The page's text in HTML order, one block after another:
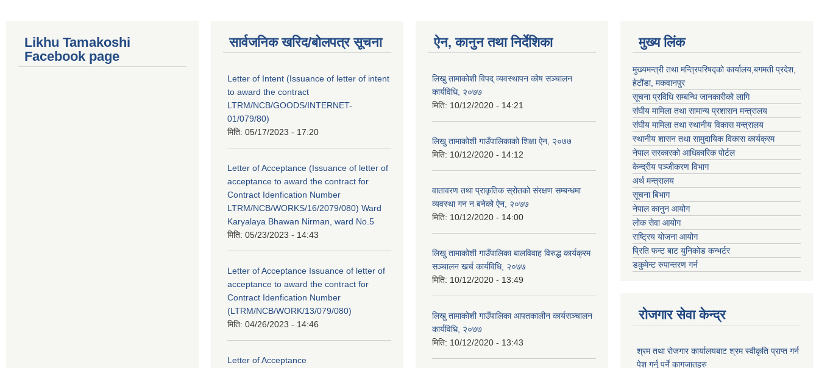
Likhu Tamakoshi
Facebook page
सार्वजनिक खरिद/बोलपत्र सूचना
Letter of Intent (Issuance of letter of intent
to award the contract
LTRM/NCB/GOODS/INTERNET-
01/079/80)
मिति: 05/17/2023 - 17:20
Letter of Acceptance (Issuance of letter of
acceptance to award the contract for
Contract Idenfication Number
LTRM/NCB/WORKS/16/2079/080) Ward
Karyalaya Bhawan Nirman, ward No.5
मिति: 05/23/2023 - 14:43
Letter of Acceptance Issuance of letter of
acceptance to award the contract for
Contract Idenfication Number
(LTRM/NCB/WORK/13/079/080)
मिति: 04/26/2023 - 14:46
Letter of Acceptance
ऐन, कानुन तथा निर्देशिका
लिखु तामाकोशी विपद् व्यवस्थापन कोष सञ्चालन
कार्यविधि, २०७७
मिति: 10/12/2020 - 14:21
लिखु तामाकोशी गाउँपालिकाको शिक्षा ऐन, २०७७
मिति: 10/12/2020 - 14:12
वातावरण तथा प्राकृतिक स्रोतको संरक्षण सम्बन्धमा
व्यवस्था गन न बनेको ऐन, २०७७
मिति: 10/12/2020 - 14:00
लिखु तामाकोशी गाउँपालिका बालविवाह विरुद्ध कार्यक्रम
सञ्चालन खर्च कार्यविधि, २०७७
मिति: 10/12/2020 - 13:49
लिखु तामाकोशी गाउँपालिका आपतकालीन कार्यसञ्चालन
कार्यविधि, २०७७
मिति: 10/12/2020 - 13:43
मुख्य लिंक
मुख्यमन्त्री तथा मन्त्रिपरिषद्को कार्यालय,बगमती प्रदेश,
हेटौंडा, मकवानपुर
सूचना प्रविधि सम्बन्धि जानकारीको लागि
संघीय मामिला तथा सामान्य प्रशासन मन्त्रालय
संघीय मामिला तथा स्थानीय विकास मन्त्रालय
स्थानीय शासन तथा सामुदायिक विकास कार्यक्रम
नेपाल सरकारको आधिकारिक पोर्टल
केन्द्रीय पञ्जीकरण विभाग
अर्थ मन्त्रालय
सूचना बिभाग
नेपाल कानुन आयोग
लोक सेवा आयोग
राष्ट्रिय योजना आयोग
प्रिति फन्ट बाट युनिकोड कन्भर्टर
डकुमेन्ट रुपान्तरण गर्न
रोजगार सेवा केन्द्र
श्रम तथा रोजगार कार्यालयबाट श्रम स्वीकृति प्राप्त गर्न
पेश गर्नु पर्ने कागजातहरु